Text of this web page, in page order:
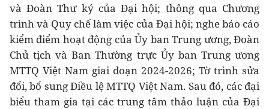
và Đoàn Thư ký của Đại hội; thông qua Chương
trình và Quy chế làm việc của Đại hội; nghe báo cáo
kiểm điểm hoạt động của Ủy ban Trung ương, Đoàn
Chủ tịch và Ban Thường trực Ủy ban Trung ương
MTTQ Việt Nam giai đoạn 2024-2026; Tờ trình sửa
đổi, bổ sung Điều lệ MTTQ Việt Nam. Sau đó, các đại
biểu tham gia tại các trung tâm thảo luận của Đại